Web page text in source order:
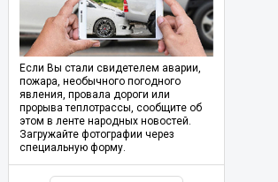
Если Вы стали свидетелем аварии,
пожара, необычного погодного
явления, провала дороги или
прорыва теплотрассы, сообщите об
этом в ленте народных новостей.
Загружайте фотографии через
специальную форму.